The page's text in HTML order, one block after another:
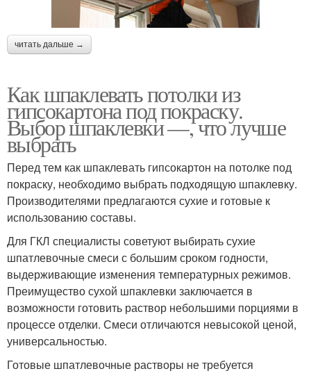
читать дальше →
Как шпаклевать потолки из
гипсокартона под покраску.
Выбор шпаклевки —, что лучше
выбрать
Перед тем как шпаклевать гипсокартон на потолке под
покраску, необходимо выбрать подходящую шпаклевку.
Производителями предлагаются сухие и готовые к
использованию составы.
Для ГКЛ специалисты советуют выбирать сухие
шпатлевочные смеси с большим сроком годности,
выдерживающие изменения температурных режимов.
Преимущество сухой шпаклевки заключается в
возможности готовить раствор небольшими порциями в
процессе отделки. Смеси отличаются невысокой ценой,
универсальностью.
Готовые шпатлевочные растворы не требуется